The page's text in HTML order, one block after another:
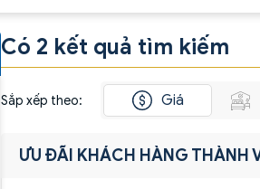
Có 2 kết quả tìm kiếm
Sắp xếp theo: Giá
ƯU ĐÃI KHÁCH HÀNG THÀNH